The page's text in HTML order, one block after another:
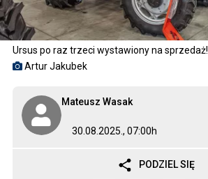
Ursus po raz trzeci wystawiony na sprzedaż!
Artur Jakubek
30.08.2025., 07:00h
Mateusz Wasak
PODZIEL SIĘ